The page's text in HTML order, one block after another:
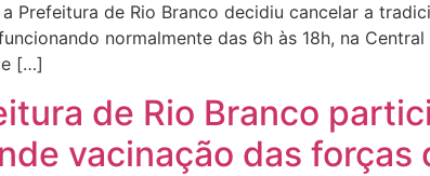
a Prefeitura de Rio Branco decidiu cancelar a
normalmente das 6h às 18h, na
[…]
de Rio Branco
vacinação das forças